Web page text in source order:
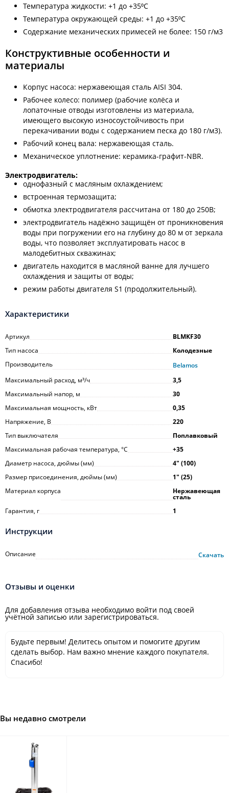
Температура жидкости: +1 до +35⁰С
Температура окружающей среды: +1 до +35⁰С
Содержание механических примесей не более: 150 г/м3
Конструктивные особенности и
материалы
Корпус насоса: нержавеющая сталь AISI 304.
Рабочее колесо: полимер (рабочие колёса и
лопаточные отводы изготовлены из материала,
имеющего высокую износоустойчивость при
перекачивании воды с содержанием песка до 180 г/м3).
Рабочий конец вала: нержавеющая сталь.
Механическое уплотнение: керамика-графит-NBR.
Электродвигатель:
однофазный с масляным охлаждением;
встроенная термозащита;
обмотка электродвигателя рассчитана от 180 до 250В;
электродвигатель надёжно защищён от проникновения
воды при погружении его на глубину до 80 м от зеркала
воды, что позволяет эксплуатировать насос в
малодебитных скважинах;
двигатель находится в масляной ванне для лучшего
охлаждения и защиты от воды;
режим работы двигателя S1 (продолжительный).
Характеристики
Артикул
BLMKF30
Тип насоса
Колодезные
Производитель
Belamos
Максимальный расход, м³/ч
3,5
Максимальный напор, м
30
Максимальная мощность, кВт
0,35
Напряжение, В
220
Тип выключателя
Поплавковый
Максимальная рабочая температура, °С
+35
Диаметр насоса, дюймы (мм)
4ʺ (100)
Размер присоединения, дюймы (мм)
1ʺ (25)
Материал корпуса
Нержавеющая
сталь
Гарантия, г
1
Инструкции
Описание Скачать
Отзывы и оценки
Для добавления отзыва необходимо войти под своей
учётной записью или зарегистрироваться.
Будьте первым! Делитесь опытом и помогите другим
сделать выбор. Нам важно мнение каждого покупателя.
Спасибо!
Вы недавно смотрели